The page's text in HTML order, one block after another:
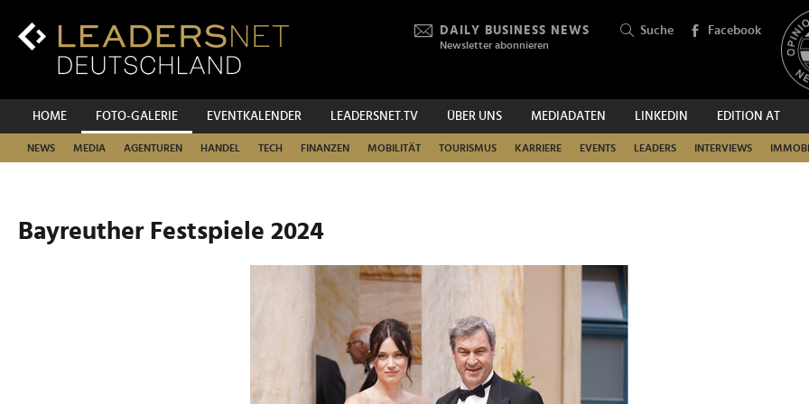
Inhalt
Hauptnavigation
DAILY BUSINESS NEWS
Newsletter abonnieren
Suche Facebook
HOME FOTO-GALERIE EVENTKALENDER LEADERSNET.TV ÜBER UNS MEDIADATEN LINKEDIN EDITION AT
NEWS MEDIA AGENTUREN HANDEL TECH FINANZEN MOBILITÄT TOURISMUS KARRIERE EVENTS LEADERS INTERVIEWS
SUCHEN
Bayreuther Festspiele 2024